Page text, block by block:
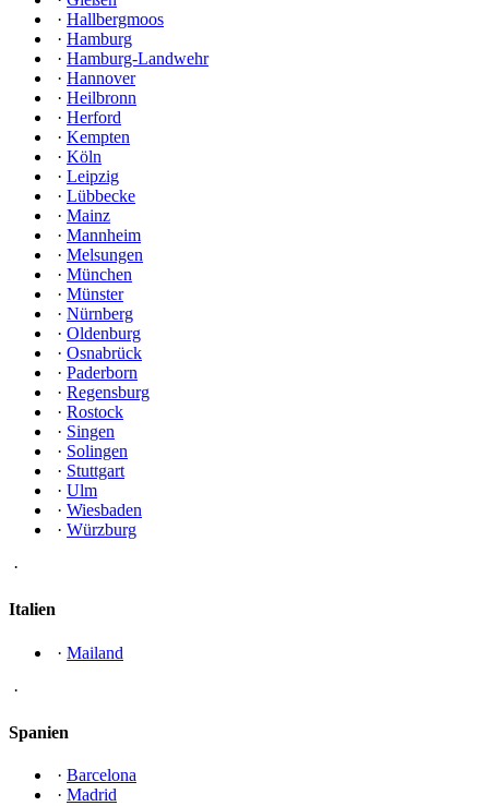
· Hallbergmoos
· Hamburg
· Hamburg-Landwehr
· Hannover
· Heilbronn
· Herford
· Kempten
· Köln
· Leipzig
· Lübbecke
· Mainz
· Mannheim
· Melsungen
· München
· Münster
· Nürnberg
· Oldenburg
· Osnabrück
· Paderborn
· Regensburg
· Rostock
· Singen
· Solingen
· Stuttgart
· Ulm
· Wiesbaden
· Würzburg
·
Italien
· Mailand
·
Spanien
· Barcelona
· Madrid